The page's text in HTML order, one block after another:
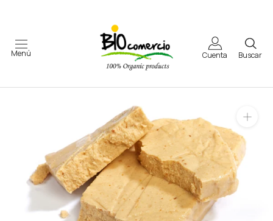
contenido
Menú Cuenta Buscar